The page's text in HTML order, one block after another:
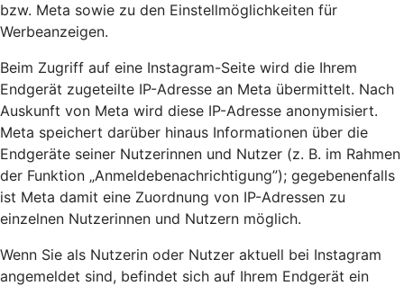
bzw. Meta sowie zu den Einstellmöglichkeiten für
Werbeanzeigen.
Beim Zugriff auf eine Instagram-Seite wird die Ihrem
Endgerät zugeteilte IP-Adresse an Meta übermittelt. Nach
Auskunft von Meta wird diese IP-Adresse anonymisiert.
Meta speichert darüber hinaus Informationen über die
Endgeräte seiner Nutzerinnen und Nutzer (z. B. im Rahmen
der Funktion „Anmeldebenachrichtigung”); gegebenenfalls
ist Meta damit eine Zuordnung von IP-Adressen zu
einzelnen Nutzerinnen und Nutzern möglich.
Wenn Sie als Nutzerin oder Nutzer aktuell bei Instagram
angemeldet sind, befindet sich auf Ihrem Endgerät ein